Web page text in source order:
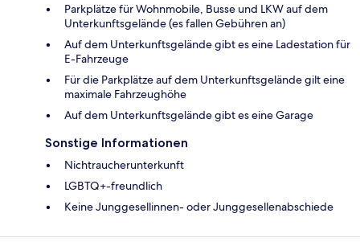
Parkplätze für Wohnmobile, Busse und LKW auf dem
Unterkunftsgelände (es fallen Gebühren an)
Auf dem Unterkunftsgelände gibt es eine Ladestation für
E-Fahrzeuge
Für die Parkplätze auf dem Unterkunftsgelände gilt eine
maximale Fahrzeughöhe
Auf dem Unterkunftsgelände gibt es eine Garage
Sonstige Informationen
Nichtraucherunterkunft
LGBTQ+-freundlich
Keine Junggesellinnen- oder Junggesellenabschiede